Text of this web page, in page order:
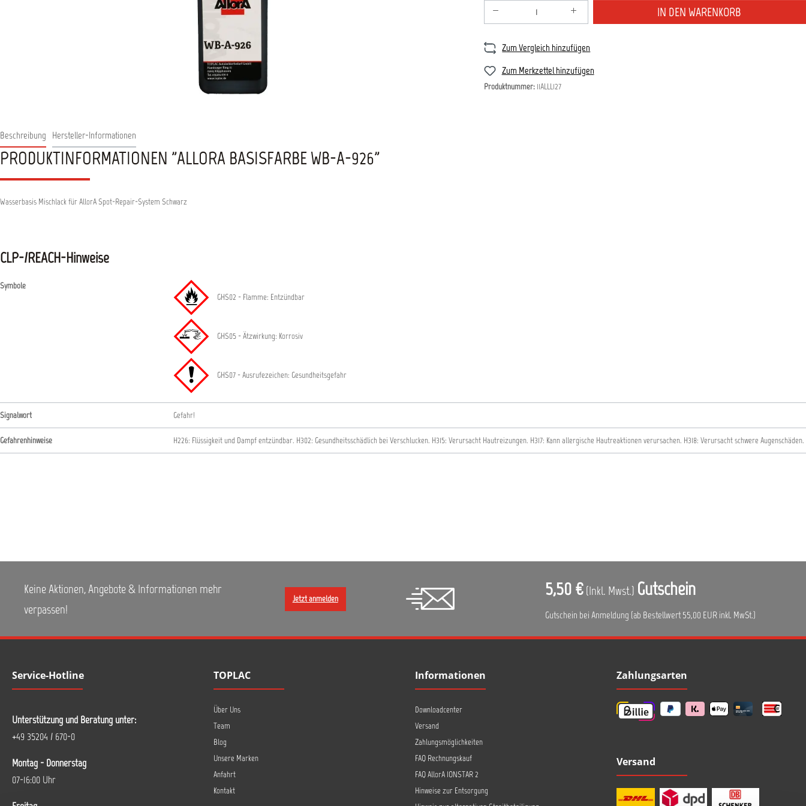
Produkt Anzahl: Gib den gewünschten Wert ein oder benutze
IN DEN WARENKORB
Zum Vergleich hinzufügen
Zum Merkzettel hinzufügen
Produktnummer: 11ALLL127
Beschreibung Hersteller-Informationen
PRODUKTINFORMATIONEN "ALLORA BASISFARBE WB-A-926"
Wasserbasis Mischlack für AllorA Spot-Repair-System Schwarz
CLP-/REACH-Hinweise
Symbole
GHS02 - Flamme: Entzündbar
GHS05 - Ätzwirkung: Korrosiv
GHS07 - Ausrufezeichen: Gesundheitsgefahr
Signalwort Gefahr!
Gefahrenhinweise H226: Flüssigkeit und Dampf entzündbar. H302: Gesundheitsschädlich bei Verschlucken. H315: Verursacht Hautreizungen. H317: Kann allergische Hautreaktionen verursachen. H318: Verursacht schwere Augenschäden.
Keine Aktionen, Angebote & Informationen mehr
verpassen!
Jetzt anmelden 5,50 € (Inkl. Mwst.) Gutschein
Gutschein bei Anmeldung (ab Bestellwert 55,00 EUR inkl. MwSt.)
Service-Hotline
Unterstützung und Beratung unter:
+49 35204 / 670-0
Montag - Donnerstag
07-16:00 Uhr
TOPLAC
Über Uns
Team
Blog
Unsere Marken
Anfahrt
Kontakt
Informationen
Downloadcenter
Versand
Zahlungsmöglichkeiten
FAQ Rechnungskauf
FAQ AllorA IONSTAR 2
Hinweise zur Entsorgung
Zahlungsarten
Versand